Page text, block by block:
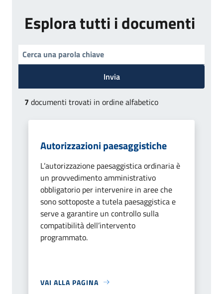
Esplora tutti i documenti
Invia
7 documenti trovati in ordine alfabetico
Autorizzazioni paesaggistiche
L’autorizzazione paesaggistica ordinaria è
un provvedimento amministrativo
obbligatorio per intervenire in aree che
sono sottoposte a tutela paesaggistica e
serve a garantire un controllo sulla
compatibilità dell’intervento
programmato.
VAI ALLA PAGINA